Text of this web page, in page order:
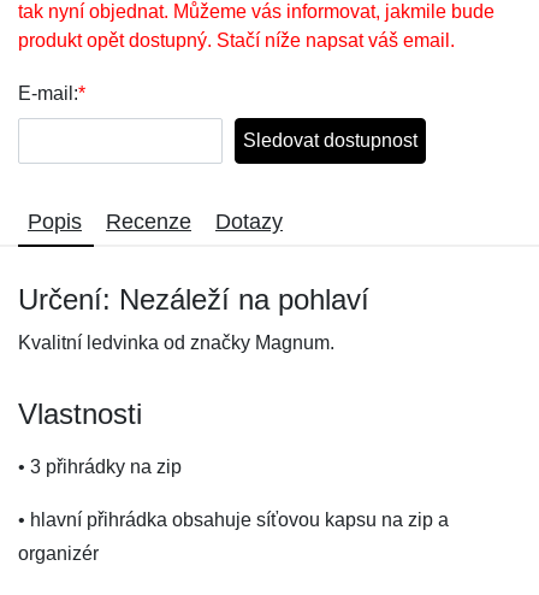
tak nyní objednat. Můžeme vás informovat, jakmile bude
produkt opět dostupný. Stačí níže napsat váš email.
E-mail:*
Sledovat dostupnost
Popis Recenze Dotazy
Určení: Nezáleží na pohlaví
Kvalitní ledvinka od značky Magnum.
Vlastnosti
• 3 přihrádky na zip
• hlavní přihrádka obsahuje síťovou kapsu na zip a
organizér